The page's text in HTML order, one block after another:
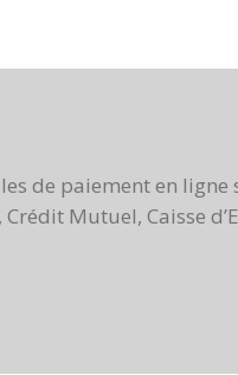
de paiement en ligne
Mutuel, Caisse